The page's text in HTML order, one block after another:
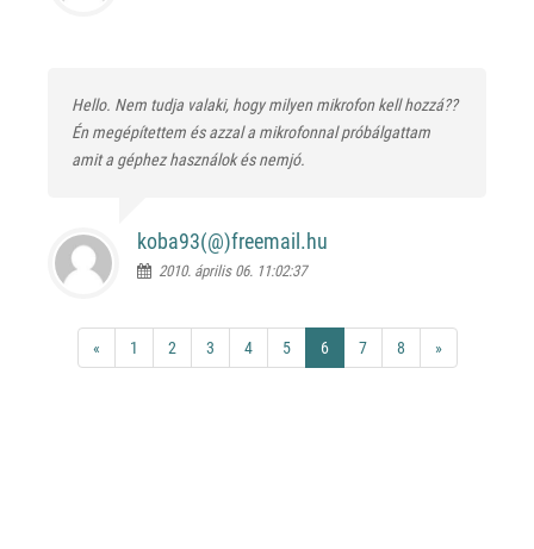
Hello. Nem tudja valaki, hogy milyen mikrofon kell hozzá??
Én megépítettem és azzal a mikrofonnal próbálgattam
amit a géphez használok és nemjó.
koba93(@)freemail.hu
2010. április 06. 11:02:37
« 1 2 3 4 5 6 7 8 »